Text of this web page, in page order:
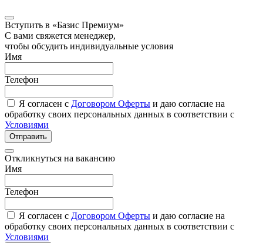
Вступить в «Базис Премиум»
С вами свяжется менеджер,
чтобы обсудить индивидуальные условия
Имя
Телефон
Я согласен с Договором Оферты и даю согласие на
обработку своих персональных данных в соответствии с
Условиями
Отправить
Откликнуться на вакансию
Имя
Телефон
Я согласен с Договором Оферты и даю согласие на
обработку своих персональных данных в соответствии с
Условиями